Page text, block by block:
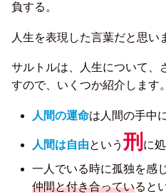
負する。
人生を表現した言葉だと思い
サルトルは、人生について、
すので、いくつか紹介します。
人間の運命は人間の手中
人間は自由という刑 に
一人でいる時に孤独を感
仲間と付き合っていると